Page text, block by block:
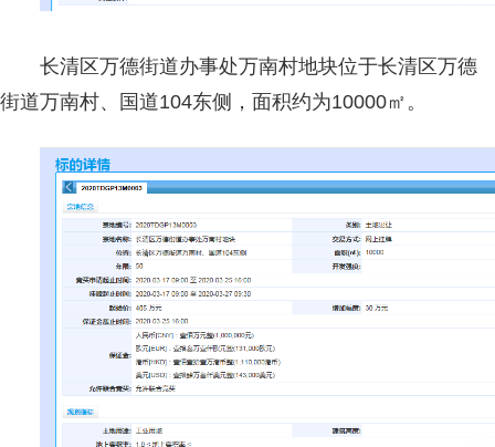
长清区万德街道办事处万南村地块位于长清区万德
街道万南村、国道104东侧，面积约为10000㎡。